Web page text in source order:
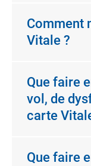
Comment
Vitale ?
Que faire
vol, de
carte
Que faire